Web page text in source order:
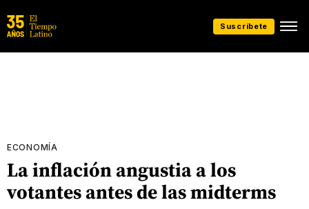
Suscríbete
ECONOMÍA
La inflación angustia a los
votantes antes de las midterms